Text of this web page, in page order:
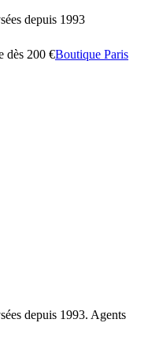
depuis 1993
dès 200 €Boutique Paris
depuis 1993. Agents